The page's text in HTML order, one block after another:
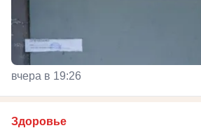
вчера в 19:26
Здоровье